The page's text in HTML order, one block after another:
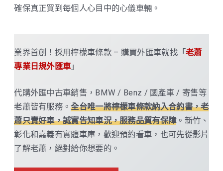
確保真正買到每個人心目中的心儀車輛。
業界首創！採用檸檬車條款 – 購買外匯車就找「老蕭
專業日規外匯車」
代購外匯中古車銷售，BMW / Benz / 國產車 / 寄售等
老蕭皆有服務。全台唯一將檸檬車條款納入合約書，老
蕭只賣好車，誠實告知車況，服務品質有保障。新竹、
彰化和嘉義有實體車庫，歡迎預約看車，也可先從影片
了解老蕭，絕對給你想要的。